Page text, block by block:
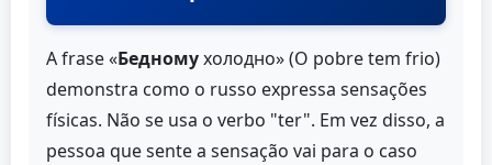
A frase «Бедномухолодно» (O pobre tem frio)
demonstra como o russo expressa sensações
físicas. Não se usa o verbo "ter". Em vez disso, a
pessoa que sente a sensação vai para o caso